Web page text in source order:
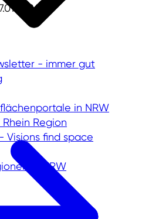
in NRW
Region
Visions find space
in NRW
- immer gut